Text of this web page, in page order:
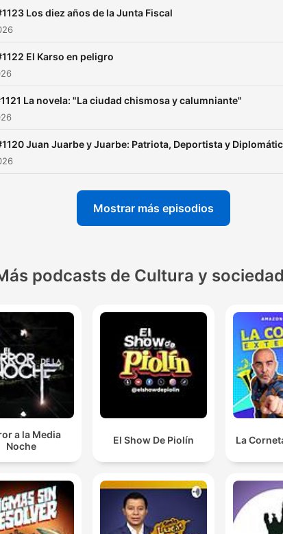
domingos por varias
Los diez años de la Junta Fiscal
El Karso en peligro
La novela: "La ciudad chismosa y calumniante"
Juan Juarbe y Juarbe: Patriota, Deportista y
Mostrar más episodios
podcasts de Cultura y sociedad
a la Media
Noche
El Show De Piolín La